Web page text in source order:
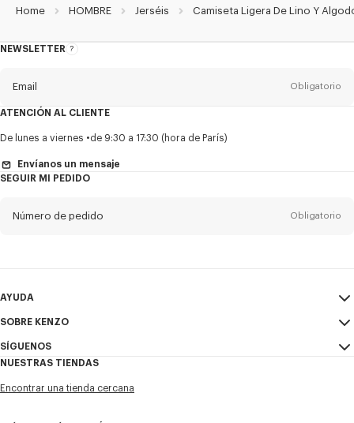
Home HOMBRE Jerséis Camiseta Ligera De Lino Y
NEWSLETTER
Acerca
Email Obligatorio
TítuloObligatorio
Nombre*
Deseo recibir comunicaciones sobre los productos, servicios y
eventos de KENZO, que pueden ser personalizados, especialmente en
ATENCIÓN AL CLIENTE
De lunes a viernes de 9:30 a 17:30 (hora de París)
Envíanos un mensaje
SEGUIR MI PEDIDO
Número de pedido Obligatorio
AYUDA
Mi Cuenta
Guía de tallas
Preguntas frecuentes
SOBRE KENZO
Condiciones de venta
Política de privacidad
SÍGUENOS
Youtube
NUESTRAS TIENDAS
Encontrar una tienda cercana